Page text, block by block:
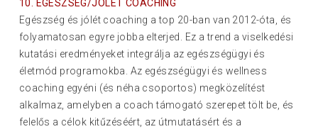
10. EGÉSZSÉG/JÓLÉT COACHING
Egészség és jólét coaching a top 20-ban van 2012-óta, és
folyamatosan egyre jobba elterjed. Ez a trend a viselkedési
kutatási eredményeket integrálja az egészségügyi és
életmód programokba. Az egészségügyi és wellness
coaching egyéni (és néha csoportos) megközelítést
alkalmaz, amelyben a coach támogató szerepet tölt be, és
felelős a célok kitűzéséért, az útmutatásért és a